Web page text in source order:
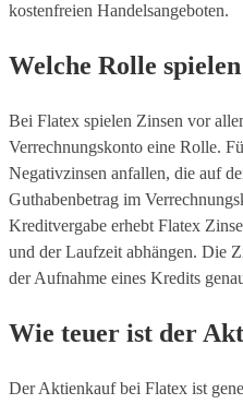
kostenfreien Handelsangeboten.
Welche Rolle
Bei Flatex spielen Zinsen vor
Verrechnungskonto eine Rolle.
Negativzinsen anfallen, die auf
Guthabenbetrag im
Kreditvergabe erhebt Flatex
und der Laufzeit abhängen. Die
der Aufnahme eines Kredits
Wie teuer ist der
Der Aktienkauf bei Flatex ist